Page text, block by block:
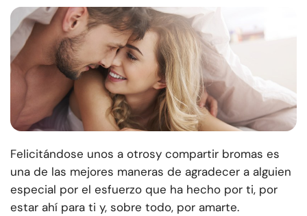
Felicitándose unos a otrosy compartir bromas es
una de las mejores maneras de agradecer a alguien
especial por el esfuerzo que ha hecho por ti, por
estar ahí para ti y, sobre todo, por amarte.